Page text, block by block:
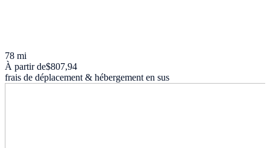
78 mi
À partir de$807,94
frais de déplacement & hébergement en sus